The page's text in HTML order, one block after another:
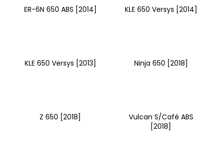
ER-6N 650 ABS [2014] KLE 650 Versys [2014]
KLE 650 Versys [2013] Ninja 650 [2018]
Z 650 [2018]
Vulcan S/Café ABS
[2018]